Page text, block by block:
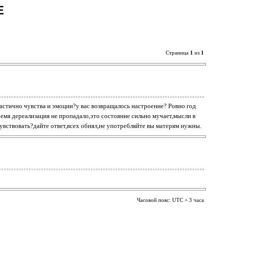
Страница 1 из 1
чувства и эмоции?у вас возвращалось настроение? Ровно год
дереализация не пропадало,это состояние сильно мучает,мысли в
ответ,всех обнял,не употребляйте вы матерям нужны.
Часовой пояс: UTC + 3 часа